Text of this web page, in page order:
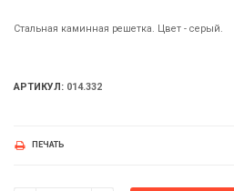
Стальная каминная решетка. Цвет - серый.
АРТИКУЛ: 014.332
ПЕЧАТЬ